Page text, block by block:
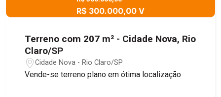
R$ 300.000,00 V
Terreno com 207 m² - Cidade Nova, Rio
Claro/SP
Cidade Nova - Rio Claro/SP
Vende-se terreno plano em ótima localização